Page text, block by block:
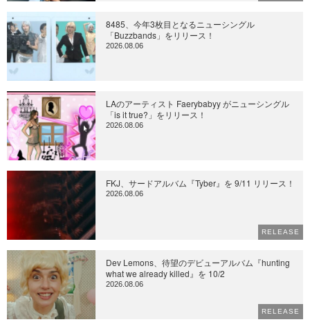
8485、今年3枚目となるニューシングル
「Buzzbands」をリリース！
2026.08.06
LAのアーティスト Faerybabyy がニューシングル
「is it true?」をリリース！
2026.08.06
FKJ、サードアルバム『Tyber』を 9/11 リリース！
2026.08.06
RELEASE
Dev Lemons、待望のデビューアルバム『hunting
what we already killed』を 10/2
2026.08.06
RELEASE